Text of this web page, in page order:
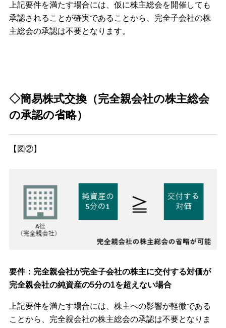
上記要件を満たす場合には、仮に株主総会を開催しても
承認されることが確実であることから、完全子会社の株
主総会の承認は不要となります。
◇簡易株式交換（完全親会社の株主総会
の承認の省略）
【図②】
要件：完全親会社が完全子会社の株主に交付する対価が
完全親会社の純資産の5分の1を超えない場合
上記要件を満たす場合には、株主への影響が軽微である
ことから、完全親会社の株主総会の承認は不要となりま